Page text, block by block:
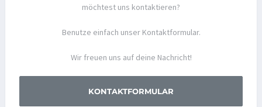
möchtest uns kontaktieren?
Benutze einfach unser Kontaktformular.
Wir freuen uns auf deine Nachricht!
KONTAKTFORMULAR